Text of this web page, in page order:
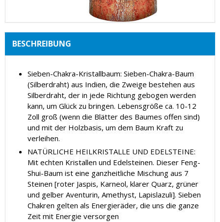
BESCHREIBUNG
Sieben-Chakra-Kristallbaum: Sieben-Chakra-Baum
(Silberdraht) aus Indien, die Zweige bestehen aus
Silberdraht, der in jede Richtung gebogen werden
kann, um Glück zu bringen. Lebensgröße ca. 10-12
Zoll groß (wenn die Blätter des Baumes offen sind)
und mit der Holzbasis, um dem Baum Kraft zu
verleihen.
NATÜRLICHE HEILKRISTALLE UND EDELSTEINE:
Mit echten Kristallen und Edelsteinen. Dieser Feng-
Shui-Baum ist eine ganzheitliche Mischung aus 7
Steinen [roter Jaspis, Karneol, klarer Quarz, grüner
und gelber Aventurin, Amethyst, Lapislazuli]. Sieben
Chakren gelten als Energieräder, die uns die ganze
Zeit mit Energie versorgen